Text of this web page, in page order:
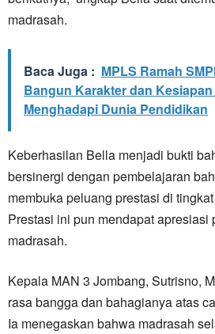
madrasah.
Baca Juga : MPLS Ramah
Bangun Karakter dan
Menghadapi Dunia Pendidikan
Keberhasilan Bella menjadi bukti
bersinergi dengan pembelajaran
membuka peluang prestasi di
Prestasi ini pun mendapat apresiasi
madrasah.
Kepala MAN 3 Jombang, Sutrisno,
rasa bangga dan bahagianya atas
Ia menegaskan bahwa madrasah